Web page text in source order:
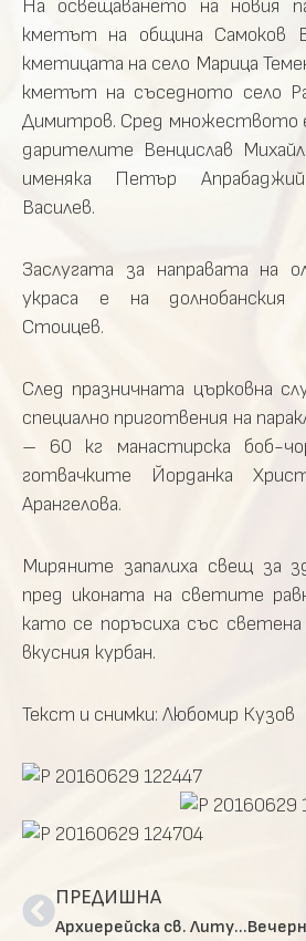
На освещаването на новия
кметът на община Самоков
кметицата на село Марица
кметът на съседното село
Димитров. Сред множеството
дарителите Венцислав
именяка Петър
Василев.
Заслугата за направата на
украса е на
Стоицев.
След празничната църковна
специално приготвения на
– 60 кг манастирска боб-
готвачките Йорданка
Арангелова.
Миряните запалиха свещ за
пред иконата на светите
като се поръсиха със светена
вкусния курбан.
Текст и снимки: Любомир Кузов
ПРЕДИШНА
Архиерейска св. Литургия по повод празника Благовещение в столичната църква „Св. София“